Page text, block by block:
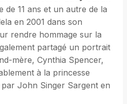
de 11 ans et un autre de la
en 2001 dans son
rendre hommage sur la
partagé un portrait
mère, Cynthia Spencer,
à la princesse
par John Singer Sargent en